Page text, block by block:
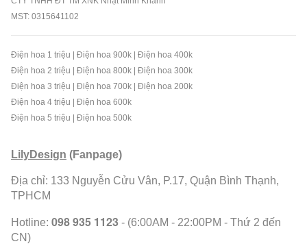
MST: 0315641102
Điện hoa 1 triệu Điện hoa 900k
Điện hoa 400k
Điện hoa 2 triệu
Điện hoa 800k
Điện hoa 300k
Điện hoa 3 triệu
Điện hoa 700k
Điện hoa 200k
Điện hoa 4 triệu
Điện hoa 600k
Điện hoa 5 triệu
Điện hoa 500k
LilyDesign (Fanpage)
Địa chỉ: 133 Nguyễn Cửu Vân, P.17, Quận Bình Thạnh,
TPHCM
Hotline: 098 935 1123 - (6:00AM - 22:00PM - Thứ 2 đến
CN)